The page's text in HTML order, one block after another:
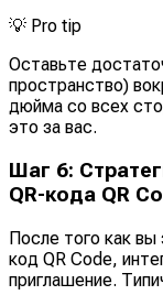
💡 Pro tip
Оставьте
пространство)
дюйма со всех
это за вас.
Шаг 6:
QR-кода QR
После того как вы
код QR Code,
приглашение.